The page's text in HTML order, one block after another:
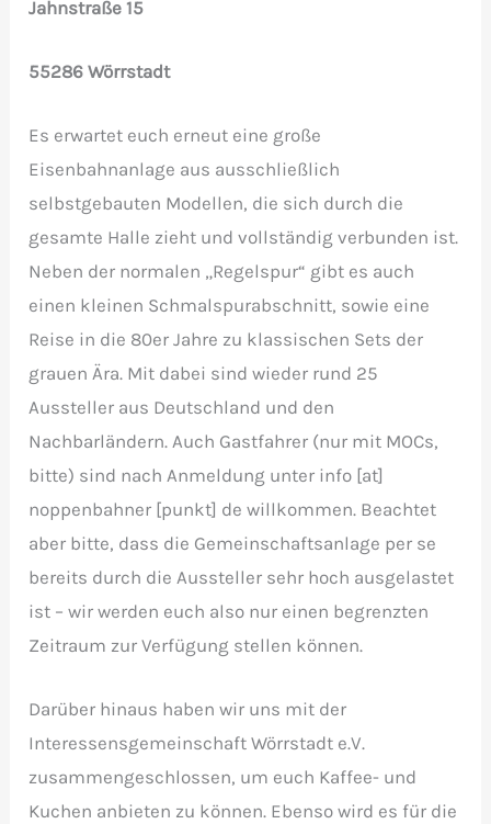
Jahnstraße 15
55286 Wörrstadt
Es erwartet euch erneut eine große
Eisenbahnanlage aus ausschließlich
selbstgebauten Modellen, die sich durch die
gesamte Halle zieht und vollständig verbunden ist.
Neben der normalen „Regelspur“ gibt es auch
einen kleinen Schmalspurabschnitt, sowie eine
Reise in die 80er Jahre zu klassischen Sets der
grauen Ära. Mit dabei sind wieder rund 25
Aussteller aus Deutschland und den
Nachbarländern. Auch Gastfahrer (nur mit MOCs,
bitte) sind nach Anmeldung unter info [at]
noppenbahner [punkt] de willkommen. Beachtet
aber bitte, dass die Gemeinschaftsanlage per se
bereits durch die Aussteller sehr hoch ausgelastet
ist – wir werden euch also nur einen begrenzten
Zeitraum zur Verfügung stellen können.
Darüber hinaus haben wir uns mit der
Interessensgemeinschaft Wörrstadt e.V.
zusammengeschlossen, um euch Kaffee- und
Kuchen anbieten zu können. Ebenso wird es für die